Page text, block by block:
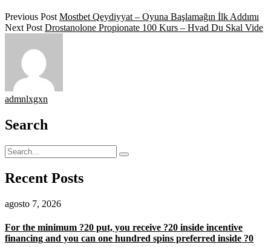
Previous Post Mostbet Qeydiyyat – Oyuna Başlamağın İlk Addımı
Next Post Drostanolone Propionate 100 Kurs – Hvad Du Skal Vide
admnlxgxn
Search
Recent Posts
agosto 7, 2026
For the minimum ?20 put, you receive ?20 inside incentive
financing and you can one hundred spins preferred inside ?0